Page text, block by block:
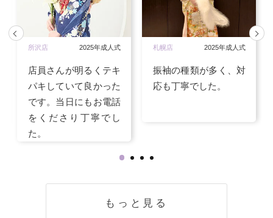
所沢店 2025年成人式
店員さんが明るくテキ
パキしていて良かった
です。当日にもお電話
をくださり丁寧でし
た。
札幌店 2025年成人式
振袖の種類が多く、対
応も丁寧でした。
もっと見る